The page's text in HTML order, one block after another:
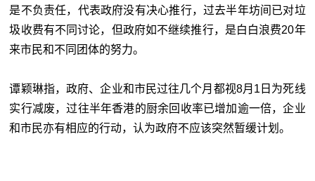
是不负责任，代表政府没有决心推行，过去半年坊间已对垃
圾收费有不同讨论，但政府如不继续推行，是白白浪费20年
来市民和不同团体的努力。
谭颖琳指，政府、企业和市民过往几个月都视8月1日为死线
实行减废，过往半年香港的厨余回收率已增加逾一倍，企业
和市民亦有相应的行动，认为政府不应该突然暂缓计划。